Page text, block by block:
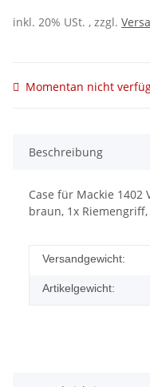
inkl. 20% USt. , zzgl.
Momentan nicht
Beschreibung
Case für Mackie 1402
braun, 1x Riemengriff,
Versandgewicht:
Artikelgewicht: